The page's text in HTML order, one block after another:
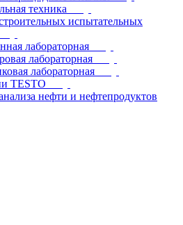
техника
испытательных
лабораторная
лабораторная
лабораторная
TESTO
нефти и нефтепродуктов